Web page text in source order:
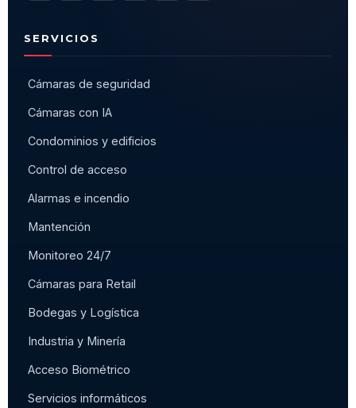
SERVICIOS
Cámaras de seguridad
Cámaras con IA
Condominios y edificios
Control de acceso
Alarmas e incendio
Mantención
Monitoreo 24/7
Cámaras para Retail
Bodegas y Logística
Industria y Minería
Acceso Biométrico
Servicios informáticos